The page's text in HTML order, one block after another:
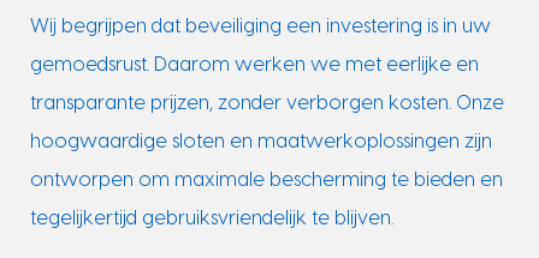
Wij begrijpen dat beveiliging een investering is in uw
gemoedsrust. Daarom werken we met eerlijke en
transparante prijzen, zonder verborgen kosten. Onze
hoogwaardige sloten en maatwerkoplossingen zijn
ontworpen om maximale bescherming te bieden en
tegelijkertijd gebruiksvriendelijk te blijven.